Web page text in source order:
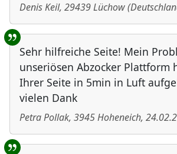
Denis Keil, 29439Lüchow(
Sehr hilfreiche Seite! Mein
unseriösen Abzocker Plattform
Ihrer Seite in 5min in Luft
vielen Dank
Petra Pollak, 3945Hoheneich,